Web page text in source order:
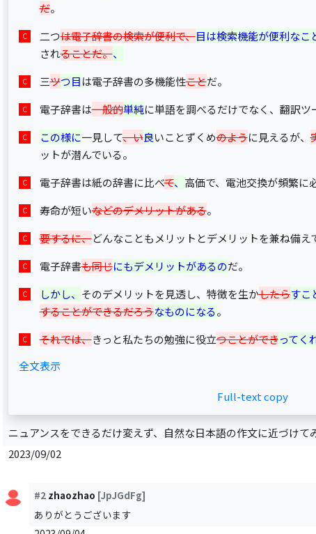
だ。
二つは電子辞書の検索が便利で、目は検索機能が便利なこ
されることだ。、
三ツつ目は電子辞書の多機能性ことだ。
電子辞書は一般的単純に単語を調べるだけでなく、翻訳ツ
この様に一見して、い良いことずくめのように見えるが、
ットが潜んでいる。
電子辞書は紙の辞書に比べて、 高価で、電池交換が頻繁に
寿命が短いなどのデメリットがある。
要するに、どんなこともメリットとデメリットを兼ね備え
電子辞書も同じにもデメリットがあるのだ。
しかし、 そのデメリットを見透し、特徴を生かしたらすこ
することができるだろうなものになる。
それでは、きっと私たちの勉強に役立つことができってく
全文表示
Full-text copy
ニュアンスをできるだけ変えず、自然な日本語の作文に近づけて
2023/09/02
#2 zhaozhao [JpJGdFg]
ありがとうございます